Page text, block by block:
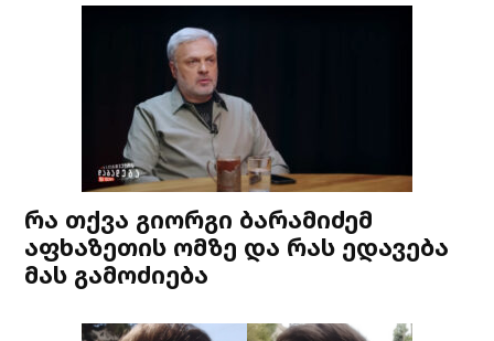
რა თქვა გიორგი ბარამიძემ
აფხაზეთის ომზე და რას ედავება
მას გამოძიება